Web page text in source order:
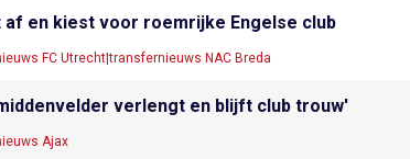
en kiest voor roemrijke Engelse club
FC Utrecht|transfernieuws NAC Breda
verlengt en blijft club trouw'
Ajax